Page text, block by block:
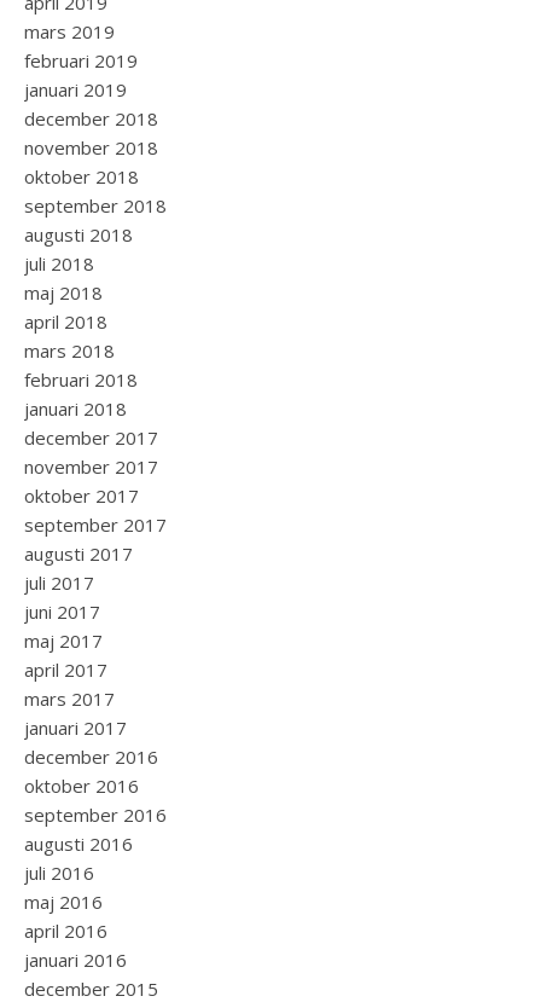
mars 2019
februari 2019
januari 2019
december 2018
november 2018
oktober 2018
september 2018
augusti 2018
juli 2018
maj 2018
april 2018
mars 2018
februari 2018
januari 2018
december 2017
november 2017
oktober 2017
september 2017
augusti 2017
juli 2017
juni 2017
maj 2017
april 2017
mars 2017
januari 2017
december 2016
oktober 2016
september 2016
augusti 2016
juli 2016
maj 2016
april 2016
januari 2016
december 2015